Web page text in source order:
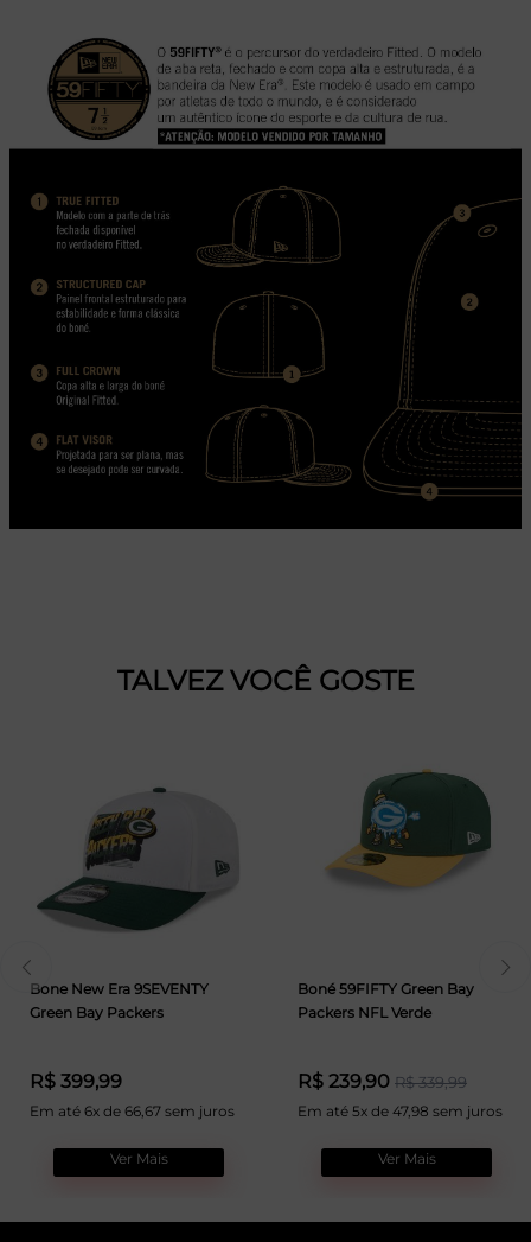
TALVEZ VOCÊ GOSTE
Bone New Era 9SEVENTY
Green Bay Packers
R$ 399,99
Em até 6x de 66,67 sem juros
Ver Mais
Boné 59FIFTY Green Bay
Packers NFL Verde
R$ 239,90 R$ 339,99
Em até 5x de 47,98 sem juros
Ver Mais